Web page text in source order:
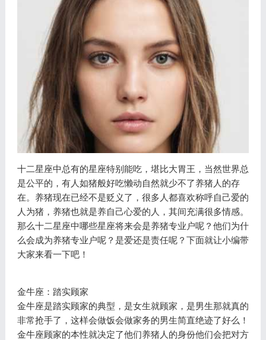
十二星座中总有的星座特别能吃，堪比大胃王，当然世界总
是公平的，有人如猪般好吃懒动自然就少不了养猪人的存
在。养猪现在已经不是贬义了，很多人都喜欢称呼自己爱的
人为猪，养猪也就是养自己心爱的人，其间充满很多情感。
那么十二星座中哪些星座将来会是养猪专业户呢？他们为什
么会成为养猪专业户呢？是爱还是责任呢？下面就让小编带
大家来看一下吧！
金牛座：踏实顾家
金牛座是踏实顾家的典型，是女生就顾家，是男生那就真的
非常抢手了，这样会做饭会做家务的男生简直绝迹了好么！
金牛座顾家的本性就决定了他们养猪人的身份他们会把对方